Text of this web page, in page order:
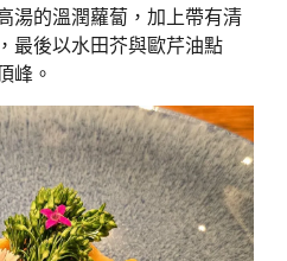
湯的溫潤蘿蔔，加上帶有清
最後以水田芥與歐芹油點
峰。